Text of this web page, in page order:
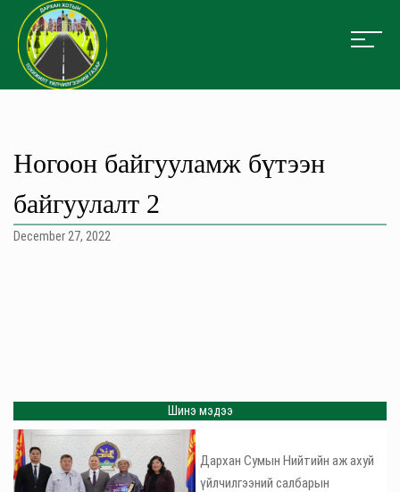
Ногоон байгууламж бүтээн
байгуулалт 2
December 27, 2022
Шинэ мэдээ
Дархан Сумын Нийтийн аж ахуй
үйлчилгээний салбарын